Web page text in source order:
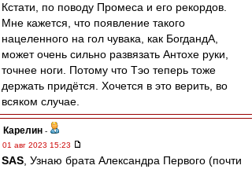
Кстати, по поводу Промеса и его рекордов.
Мне кажется, что появление такого
нацеленного на гол чувака, как БогдандА,
может очень сильно развязать Антохе руки,
точнее ноги. Потому что Тэо теперь тоже
держать придётся. Хочется в это верить, во
всяком случае.
Карелин -
01 авг 2023 15:23
SAS , Узнаю брата Александра Первого (почти